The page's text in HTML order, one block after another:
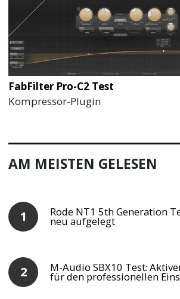
FabFilter Pro-C2 Test
Kompressor-Plugin
AM MEISTEN GELESEN
Rode NT1 5th Generation
neu aufgelegt
M-Audio SBX10 Test:
für den professionellen